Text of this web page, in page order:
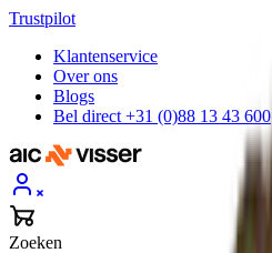
Trustpilot
Klantenservice
Over ons
Blogs
Bel direct +31 (0)88 13 43 600
Zoeken